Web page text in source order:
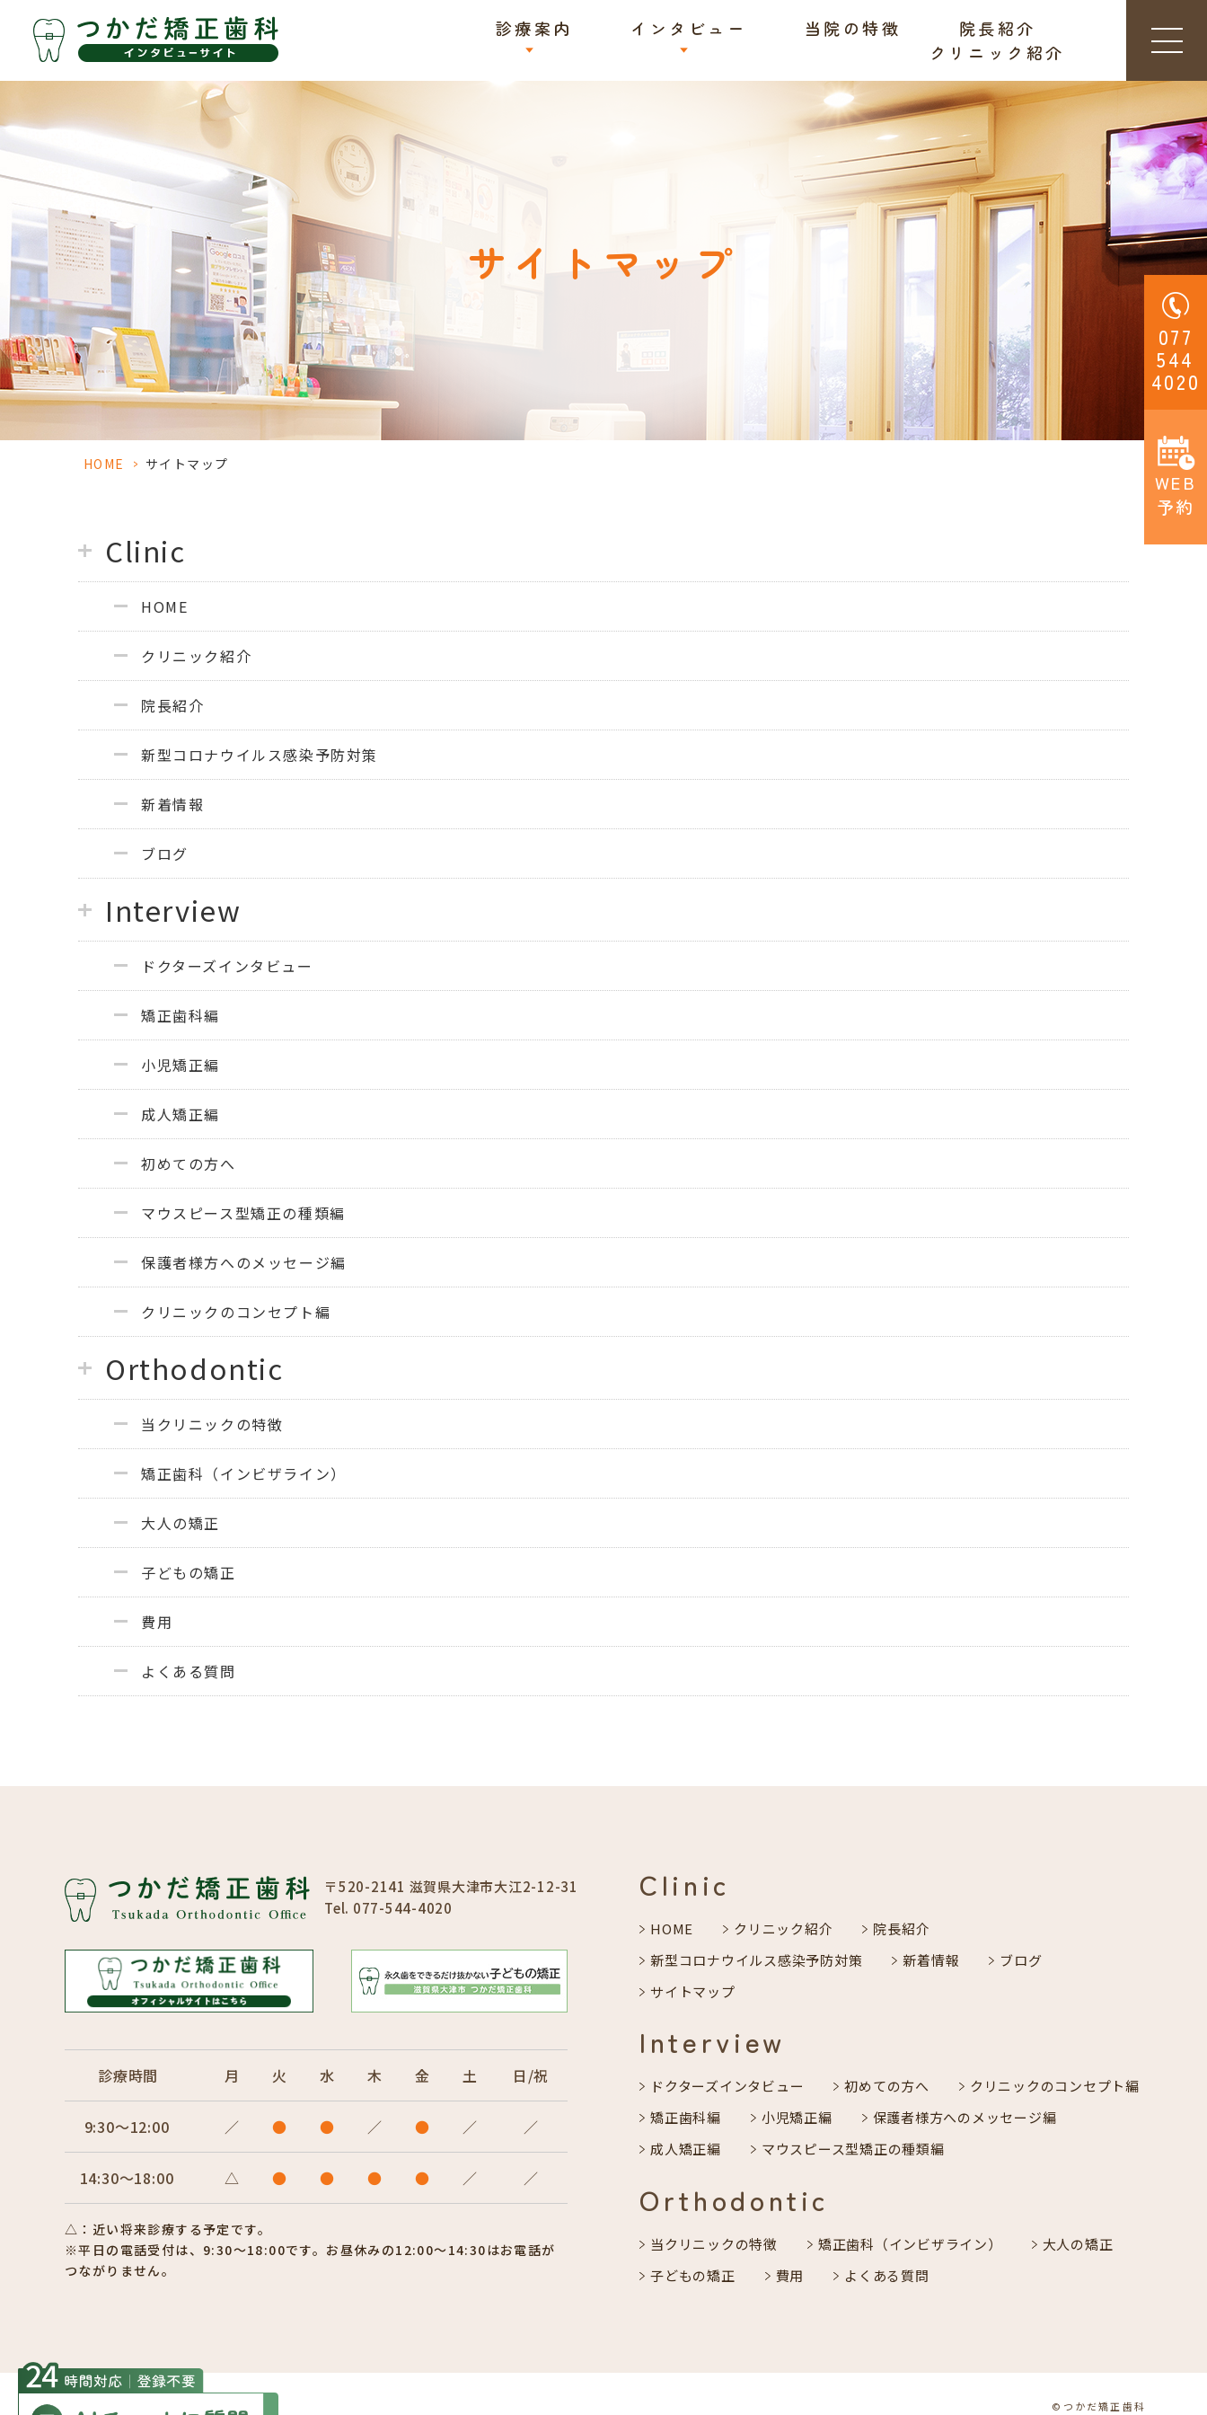
診療案内 インタビュー 当院の特徴
院長紹介
クリニック紹介
サイトマップ
HOME > サイトマップ
Clinic
HOME
クリニック紹介
院長紹介
新型コロナウイルス感染予防対策
新着情報
ブログ
Interview
ドクターズインタビュー
矯正歯科編
小児矯正編
成人矯正編
初めての方へ
マウスピース型矯正の種類編
保護者様方へのメッセージ編
クリニックのコンセプト編
Orthodontic
当クリニックの特徴
矯正歯科（インビザライン）
大人の矯正
子どもの矯正
費用
よくある質問
Clinic
HOME クリニック紹介
院長紹介
新型コロナウイルス感染予防対策
新着情報
ブログ
サイトマップ
Interview
ドクターズインタビュー 初めての方へ
クリニックのコンセプト編
矯正歯科編
小児矯正編
保護者様方へのメッセージ編
成人矯正編
マウスピース型矯正の種類編
Orthodontic
当クリニックの特徴 矯正歯科（インビザライン）
大人の矯正
子どもの矯正
費用 よくある質問
〒520-2141 滋賀県大津市大江2-12-31
Tel. 077-544-4020
診療時間 月 火 水 木 金 土 日/祝
9:30〜12:00 ／ ● ● ／ ● ／ ／
14:30〜18:00 △ ● ● ● ● ／ ／
△：近い将来診療する予定です。
※平日の電話受付は、9:30〜18:00です。お昼休みの12:00〜14:30はお電話が
つながりません。
©つかだ矯正歯科
077
544
4020
WEB
予約